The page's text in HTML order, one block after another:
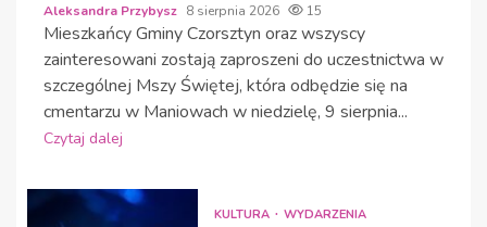
Aleksandra Przybysz 8 sierpnia 2026 15
Mieszkańcy Gminy Czorsztyn oraz wszyscy
zainteresowani zostają zaproszeni do uczestnictwa w
szczególnej Mszy Świętej, która odbędzie się na
cmentarzu w Maniowach w niedzielę, 9 sierpnia...
Czytaj dalej
KULTURA WYDARZENIA